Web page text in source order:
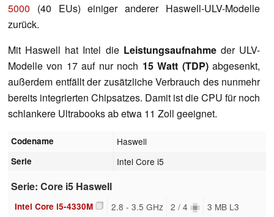
5000 (40 EUs) einiger anderer Haswell-ULV-Modelle
zurück.
Mit Haswell hat Intel die Leistungsaufnahme der ULV-
Modelle von 17 auf nur noch 15 Watt (TDP)abgesenkt,
außerdem entfällt der zusätzliche Verbrauch des nunmehr
bereits integrierten Chipsatzes. Damit ist die CPU für noch
schlankere Ultrabooks ab etwa 11 Zoll geeignet.
Codename Haswell
Serie Intel Core i5
Serie: Core i5 Haswell
Intel Core i5-4330M 2.8 - 3.5 GHz 2 / 4 3 MB L3